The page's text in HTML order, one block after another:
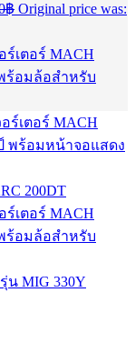
฿ Original price was:
200DT
น MIG 330Y